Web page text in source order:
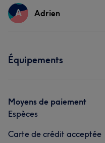
Prestations
A Adrien
Équipements
Moyens de paiement
Espèces
Carte de crédit acceptée